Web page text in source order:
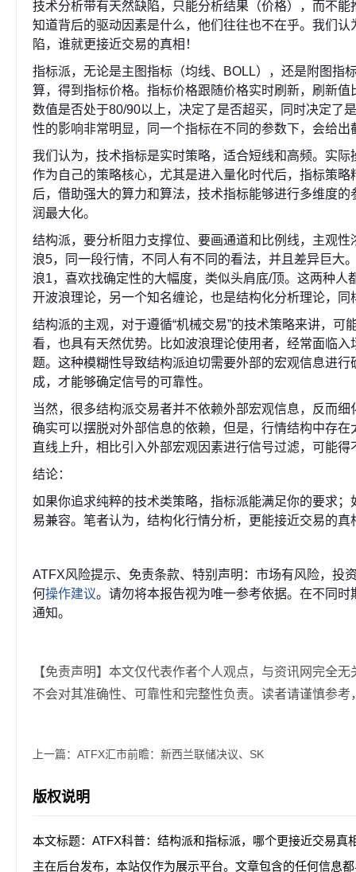
技术分析带有天然缺陷，只能分析结果（价格），而不
知道背后的驱动因素是什么，他们往往也不在乎。我们
陷，谁就更接近交易的真相！
指标派，无论是主图指标（均线、BOLL），还是附图指
算，得到指标价格。指标价格跟随价格实时刷新，刷新
数值是否处于80/90以上，决定了是否超买，同时决定了
性的影响非常明显，同一个指标在不同的参数下，会给出
我们认为，技术指标是实时策略，适合短线和高频。实
作为自己的策略核心，尤其是进入量化时代后，指标策
后，借助强大的算力和算法，技术指标能够进行多维度
润最大化。
结构派，要分析阻力支撑位、要画通道和比例线，主观
浪5，同一段行情，不同人有不同的看法，并且差异巨大
浪1，喜欢找确定性的大幅度，类似头肩底/顶。这两种
开波浪理论，另一个知名缠论，也是结构化分析理论，同
结构派的主观，对于遵循“机械交易”的技术策略来讲，
看，也具有天然优势。比如波浪理论使用者，经常面临
题。这种模糊性导致结构派迫切需要外部的宏观信息进
成，才能够确定信号的可靠性。
当然，很多结构派交易者并不依赖外部宏观信息，反而
确实可以摆脱对外部信息的依赖，但是，行情结构中存
直线上升，相比引入外部宏观因素进行信号过滤，可能得
结论：
如果你追求纯粹的技术类策略，指标派能满足你的要求
易兼容。笔者认为，结构化行情分析，更能接近交易的
ATFX风险提示、免责条款、特别声明：市场有风险，投
何操作建议。请勿将本报告视为唯一参考依据。在不同时
通知。
【免责声明】本文仅代表作者个人观点，与资讯网完全
不会对其准确性、可靠性和完整性负责。读者请谨慎参
上一篇： ATFX汇市前瞻：新西兰联储决议、SK
版权说明
本文标题：ATFX科普：结构派和指标派，哪个更接近交易真
主在后台发布，本站仅作为展示平台。文章包含的任何信息